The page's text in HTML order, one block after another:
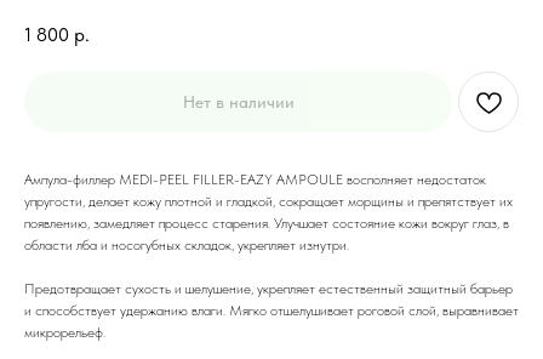
1 800 р.
Нет в наличии
Ампула-филлер MEDI-PEEL FILLER-EAZY AMPOULE восполняет недостаток
упругости, делает кожу плотной и гладкой, сокращает морщины и препятствует их
появлению, замедляет процесс старения. Улучшает состояние кожи вокруг глаз, в
области лба и носогубных складок, укрепляет изнутри.
Предотвращает сухость и шелушение, укрепляет естественный защитный барьер
и способствует удержанию влаги. Мягко отшелушивает роговой слой, выравнивает
микрорельеф.